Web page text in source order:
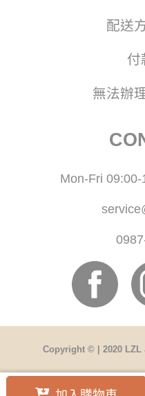
配送
付
無法辦
Mon-Fri
Copyright © | 2020 LZL